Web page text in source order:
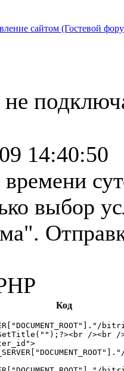
сайтом (Гостевой
14:40:50
выбор
Код
>SetTitle("");?><br /><br /